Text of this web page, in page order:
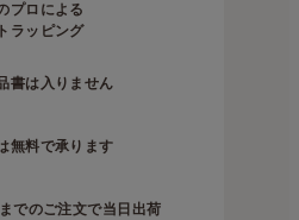
プロによる
ラッピング
書は入りません
無料で承ります
でのご注文で当日出荷